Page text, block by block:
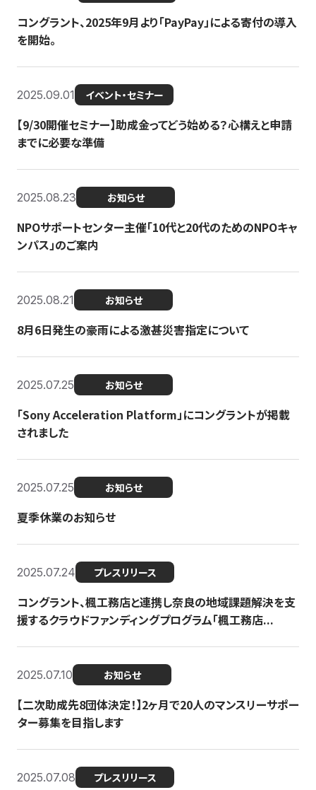
コングラント、2025年9月より「PayPay」による寄付の導入
を開始。
2025.09.01 イベント・セミナー
【9/30開催セミナー】助成金ってどう始める？心構えと申請
までに必要な準備
2025.08.23 お知らせ
NPOサポートセンター主催「10代と20代のためのNPOキャ
ンパス」のご案内
2025.08.21 お知らせ
8月6日発生の豪雨による激甚災害指定について
2025.07.25 お知らせ
「Sony Acceleration Platform」にコングラントが掲載
されました
2025.07.25 お知らせ
夏季休業のお知らせ
2025.07.24 プレスリリース
コングラント、楓工務店と連携し奈良の地域課題解決を支
援するクラウドファンディングプログラム「楓工務店...
2025.07.10 お知らせ
【二次助成先8団体決定！】2ヶ月で20人のマンスリーサポー
ター募集を目指します
2025.07.08 プレスリリース